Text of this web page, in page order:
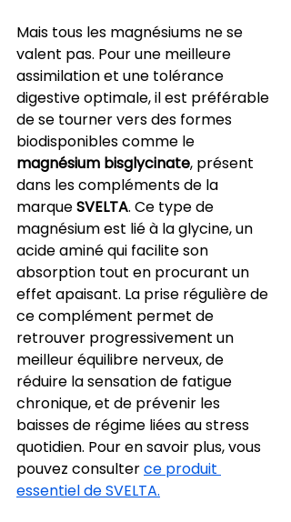
Mais tous les magnésiums ne se
valent pas. Pour une meilleure
assimilation et une tolérance
digestive optimale, il est préférable
de se tourner vers des formes
biodisponibles comme le
magnésium bisglycinate, présent
dans les compléments de la
marque SVELTA. Ce type de
magnésium est lié à la glycine, un
acide aminé qui facilite son
absorption tout en procurant un
effet apaisant. La prise régulière de
ce complément permet de
retrouver progressivement un
meilleur équilibre nerveux, de
réduire la sensation de fatigue
chronique, et de prévenir les
baisses de régime liées au stress
quotidien. Pour en savoir plus, vous
pouvez consulter ce produit
essentiel de SVELTA.